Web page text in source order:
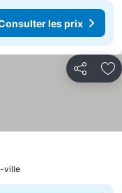
les prix
Partager
ville